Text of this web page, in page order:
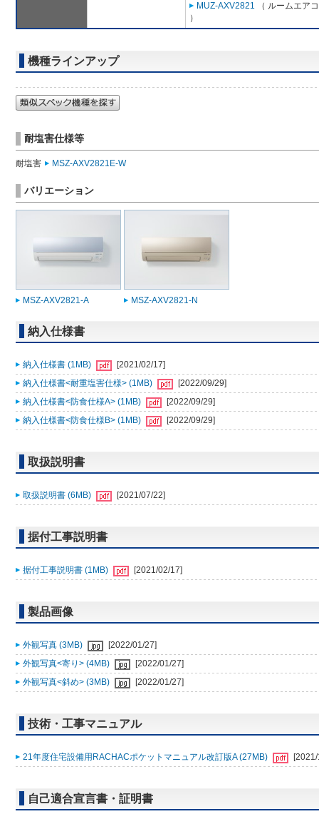
MUZ-AXV2821 （ ルームエア
）
機種ラインアップ
耐塩害仕様等
耐塩害 MSZ-AXV2821E-W
バリエーション
MSZ-AXV2821-A MSZ-AXV2821-N
納入仕様書
納入仕様書 (1MB)
[2021/02/17]
納入仕様書<耐重塩害仕様> (1MB)
[2022/09/29]
納入仕様書<防食仕様A> (1MB)
[2022/09/29]
納入仕様書<防食仕様B> (1MB)
[2022/09/29]
取扱説明書
取扱説明書 (6MB) [2021/07/22]
据付工事説明書
据付工事説明書 (1MB) [2021/02/17]
製品画像
外観写真 (3MB)
[2022/01/27]
外観写真<寄り> (4MB)
[2022/01/27]
外観写真<斜め> (3MB)
[2022/01/27]
技術・工事マニュアル
21年度住宅設備用RACHACポケットマニュアル改訂版A (27MB)
自己適合宣言書・証明書